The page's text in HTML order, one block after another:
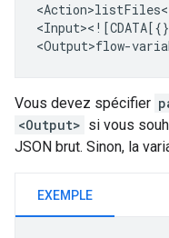
Vous devez spécifier
<Output> si vous
JSON brut. Sinon, la
EXEMPLE